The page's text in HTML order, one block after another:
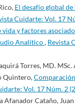
El desafío global
Cuidarte: Vol. 17
vida y factores
Analítico, Revista
Torres, MD.
Quintero,
Vol. 17 Núm. 2
Cataño,